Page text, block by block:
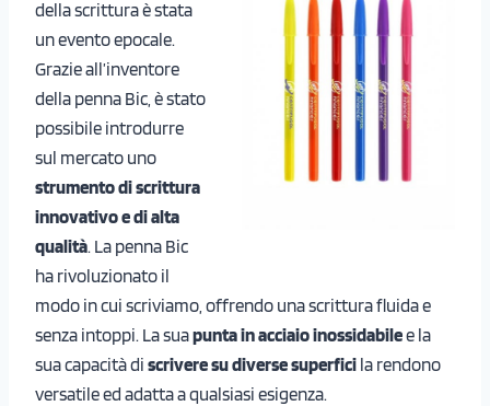
della scrittura è stata
un evento epocale.
Grazie all’inventore
della penna Bic, è stato
possibile introdurre
sul mercato uno
strumento di scrittura
innovativo e di alta
qualità. La penna Bic
ha rivoluzionato il
modo in cui scriviamo, offrendo una scrittura fluida e
senza intoppi. La suapunta in acciaio inossidabilee la
sua capacità di scrivere su diverse superfici la rendono
versatile ed adatta a qualsiasi esigenza.